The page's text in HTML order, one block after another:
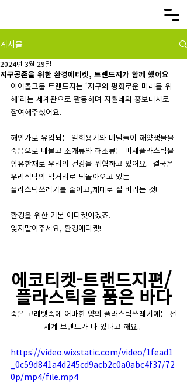
게시물
지구공존을 위한 환경에티켓, 트랜드지가 함께 했어요
2024년 3월 29일
아이돌그룹 트랜드지는 ‘지구의 평화로운 미래를 위
해’라는 세계관으로 활동하며 지월네의 홍보대사로
참여해주셨어요.
해안가로 유입되는 일회용기와 비닐들이 해양생물을
죽음으로 내몰고 조개류와 해조류는 미세플라스틱을
함유한채로 우리의 건강을 위협하고 있어요.  결국은
우리식탁의 먹거리로 되돌아오고 있는
플라스틱쓰레기를 줄이고,제대로 잘 버리는 것!
환경을 위한 기본 에티켓이겠죠.
잊지말아주세요, 환경에티켓!
에코티켓-트랜드지편/
플라스틱을 품은 바다
죽은 고래뱃속에 어마한 양의 플라스틱쓰레기에는 전
세계 브랜드가 다 있다고 해요..
https://video.wixstatic.com/video/1fead1
_0c59d841a4d245cd9acb2c0a0abc4f37/72
0p/mp4/file.mp4